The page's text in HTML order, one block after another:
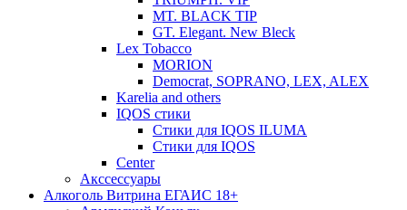
MT. BLACK TIP
GT. Elegant. New Bleck
Lex Tobacco
MORION
Democrat, SOPRANO, LEX, ALEX
Karelia and others
IQOS стики
Стики для IQOS ILUMA
Стики для IQOS
Сenter
Акссессуары
Алкоголь Витрина ЕГАИС 18+